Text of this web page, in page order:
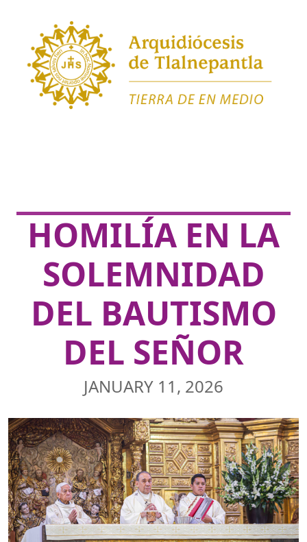
HOMILÍA EN LA
SOLEMNIDAD
DEL BAUTISMO
DEL SEÑOR
JANUARY 11, 2026